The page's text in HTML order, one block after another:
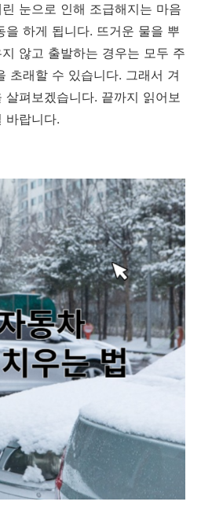
눈으로 인해 조급해지는 마음
을 하게 됩니다. 뜨거운 물을 뿌
않고 출발하는 경우는 모두 주
초래할 수 있습니다. 그래서 겨
펴보겠습니다. 끝까지 읽어보
바랍니다.